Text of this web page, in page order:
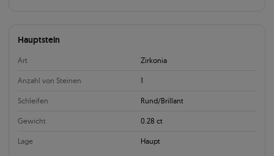
Hauptstein
Art Zirkonia
Anzahl von Steinen 1
Schleifen Rund/Brillant
Gewicht 0.28 ct
Lage Haupt